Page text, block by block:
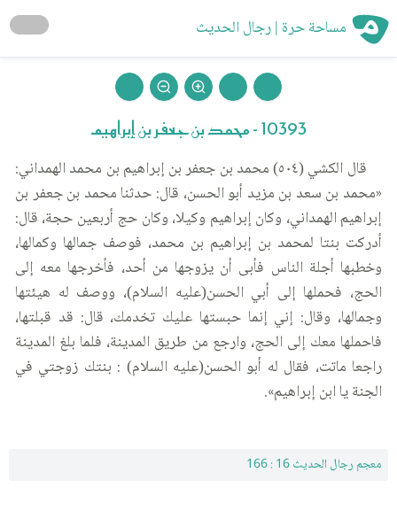
مساحة حرة | رجال الحديث
10393 - محمد بن جعفر بن إبراهيم
قال الكشي (٥٠٤) محمد بن جعفر بن إبراهيم بن محمد الهمداني:
«محمد بن سعد بن مزيد أبو الحسن، قال: حدثنا محمد بن جعفر بن
إبراهيم الهمداني، وكان إبراهيم وكيلا، وكان حج أربعين حجة، قال:
أدركت بنتا لمحمد بن إبراهيم بن محمد، فوصف جمالها وكمالها،
وخطبها أجلة الناس فأبى أن يزوجها من أحد، فأخرجها معه إلى
الحج، فحملها إلى أبي الحسن(عليه السلام)، ووصف له هيئتها
وجمالها، وقال: إني إنما حبستها عليك تخدمك، قال: قد قبلتها،
فاحملها معك إلى الحج، وارجع من طريق المدينة، فلما بلغ المدينة
راجعا ماتت، فقال له أبو الحسن(عليه السلام) : بنتك زوجتي في
الجنة يا ابن إبراهيم».
معجم رجال الحديث 16 : 166